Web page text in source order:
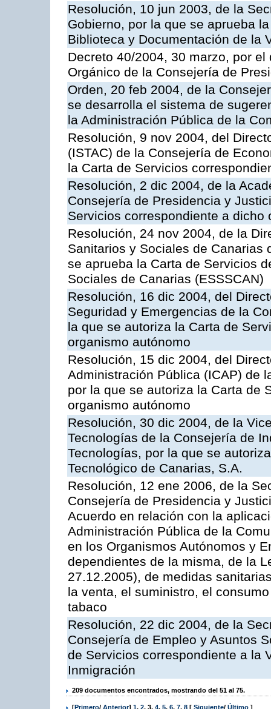
Resolución, 10 jun 2003, de la
Gobierno, por la que se aprueba
Biblioteca y Documentación de la
Decreto 40/2004, 30 marzo, por
Orgánico de la Consejería de
Orden, 20 feb 2004, de la
se desarrolla el sistema de
la Administración Pública de la
Resolución, 9 nov 2004, del
(ISTAC) de la Consejería de
la Carta de Servicios
Resolución, 2 dic 2004, de la
Consejería de Presidencia y
Servicios correspondiente a dicho
Resolución, 24 nov 2004, de la
Sanitarios y Sociales de Canarias
se aprueba la Carta de Servicios
Sociales de Canarias (ESSSCAN)
Resolución, 16 dic 2004, del
Seguridad y Emergencias de la
la que se autoriza la Carta de
organismo autónomo
Resolución, 15 dic 2004, del
Administración Pública (ICAP) de
por la que se autoriza la Carta de
organismo autónomo
Resolución, 30 dic 2004, de la
Tecnologías de la Consejería de
Tecnologías, por la que se
Tecnológico de Canarias, S.A.
Resolución, 12 ene 2006, de la
Consejería de Presidencia y
Acuerdo en relación con la
Administración Pública de la
en los Organismos Autónomos y
dependientes de la misma, de la
27.12.2005), de medidas
la venta, el suministro, el
tabaco
Resolución, 22 dic 2004, de la
Consejería de Empleo y Asuntos
de Servicios correspondiente a la
Inmigración
209 documentos encontrados, mostrando del 51 al 75.
[Primero/ Anterior] 1, 2, 3, 4, 5, 6, 7, 8 [ Siguiente/ Último ]